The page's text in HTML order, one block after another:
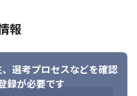
外の関係者との業務調整、交渉
導
プリンシプル」に共感し、人
築きたい方
報
選考プロセスなどを確認
録が必要です